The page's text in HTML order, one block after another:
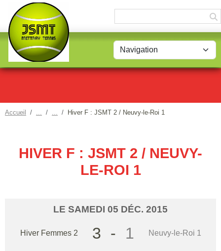
Accueil Hiver F : JSMT 2 / Neuvy-le-Roi 1
HIVER F : JSMT 2 / NEUVY-
LE-ROI 1
LE SAMEDI 05 DÉC. 2015
Hiver Femmes 2 3 - 1 Neuvy-le-Roi 1
Panneau de gestion des cookies